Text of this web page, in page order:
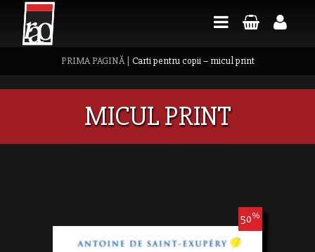
PRIMA PAGINĂ| Carti pentru copii – micul print
MICUL PRINT
50%